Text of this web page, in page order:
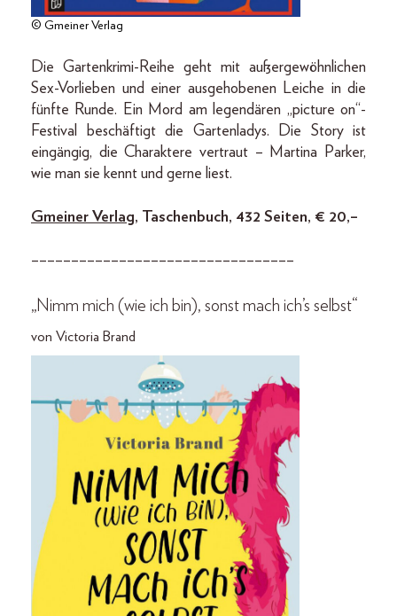
© Gmeiner Verlag
Die Gartenkrimi-Reihe geht mit außergewöhnlichen
Sex-Vorlieben und einer ausgehobenen Leiche in die
fünfte Runde. Ein Mord am legendären „picture on“-
Festival beschäftigt die Gartenladys. Die ­Story ist
eingängig, die Charaktere vertraut – Martina Parker,
wie man sie kennt und gerne liest.
Gmeiner Verlag, Taschenbuch, 432 Seiten, € 20,–
–––––––––––––––––––––––––––––––––
„Nimm mich (wie ich bin), sonst mach ich’s selbst“
von Victoria Brand